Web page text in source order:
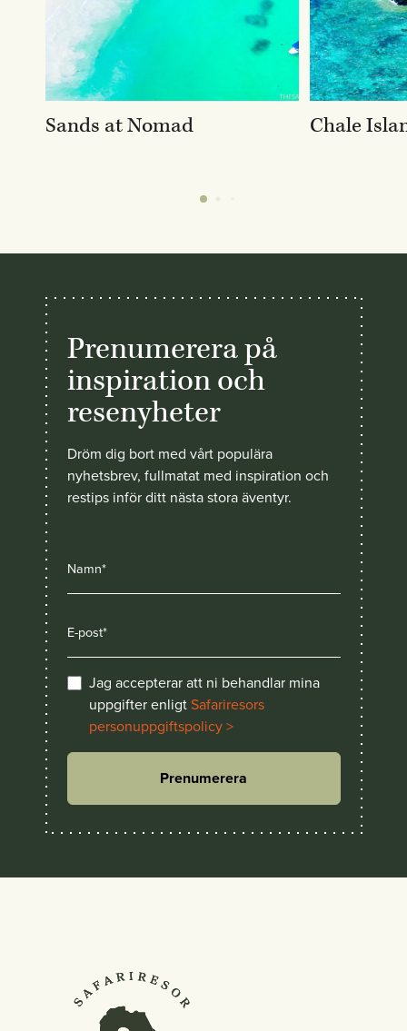
Sands at Nomad Chale
Prenumerera på
inspiration och
resenyheter
Dröm dig bort med vårt populära
nyhetsbrev, fullmatat med inspiration och
restips inför ditt nästa stora äventyr.
Jag accepterar att ni behandlar mina
uppgifter enligtSafariresors
personuppgiftspolicy >
Prenumerera